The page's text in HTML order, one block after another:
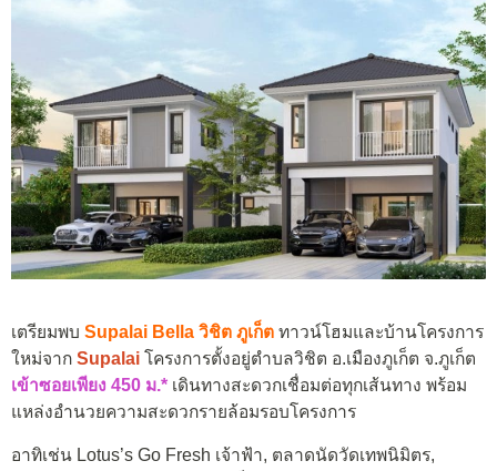
เตรียมพบ Supalai Bella วิชิต ภูเก็ต ทาวน์โฮมและบ้านโครงการ
ใหม่จาก Supalai โครงการตั้งอยู่ตำบลวิชิต อ.เมืองภูเก็ต จ.ภูเก็ต
เข้าซอยเพียง 450 ม.* เดินทางสะดวกเชื่อมต่อทุกเส้นทาง พร้อม
แหล่งอำนวยความสะดวกรายล้อมรอบโครงการ
อาทิเช่น Lotus’s Go Fresh เจ้าฟ้า, ตลาดนัดวัดเทพนิมิตร,